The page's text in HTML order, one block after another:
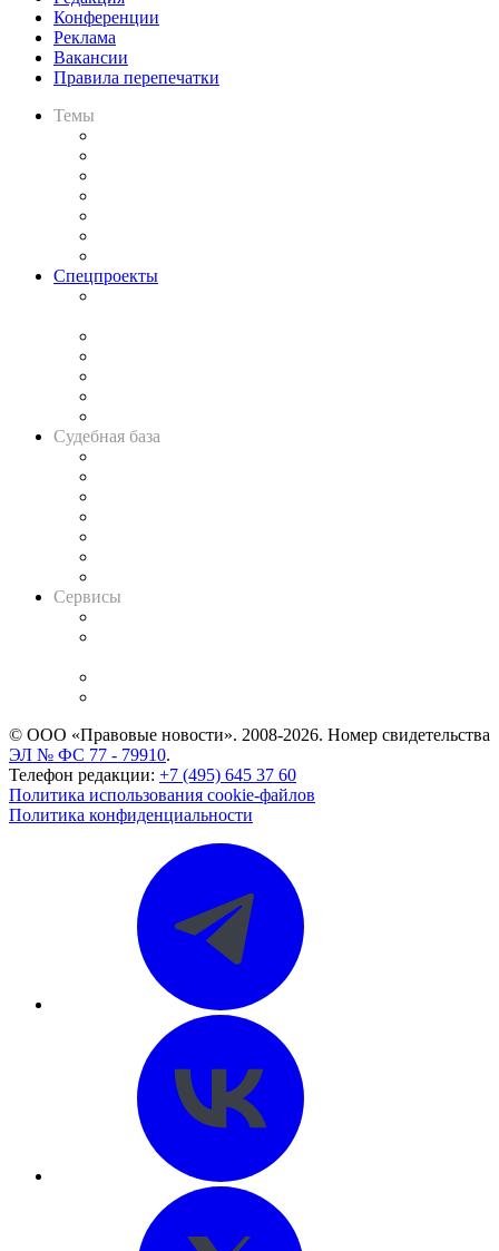
Конференции
Реклама
Вакансии
Правила перепечатки
Темы
Спецпроекты
Судебная база
Сервисы
© ООО «Правовые новости». 2008-2026. Номер свидетельства
ЭЛ № ФС 77 - 79910.
Телефон редакции: +7 (495) 645 37 60
Политика использования cookie-файлов
Политика конфиденциальности